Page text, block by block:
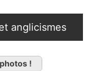
anglicismes
!